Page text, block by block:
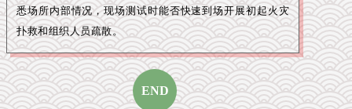
悉场所内部情况，现场测试时能否快速到场开展初起火灾
扑救和组织人员疏散。
END